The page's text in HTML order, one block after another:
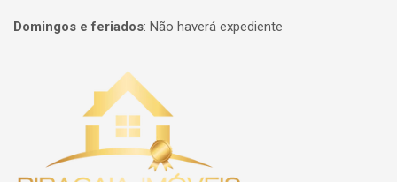
Domingos e feriados: Não haverá expediente
Página inicial